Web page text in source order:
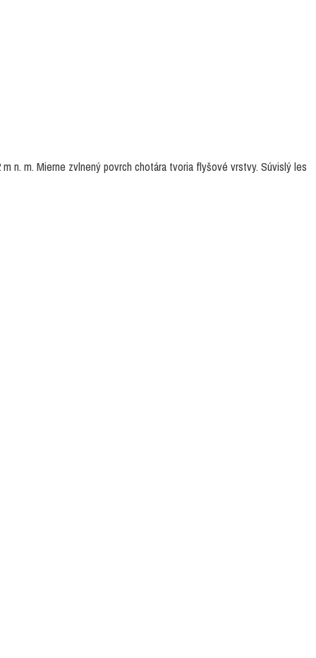
n. m. Mierne zvlnený povrch chotára tvoria flyšové vrstvy. Súvislý les